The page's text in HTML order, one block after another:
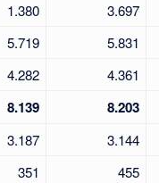
1.380
3.697
5.719
5.831
4.282 4.361
8.139 8.203
3.187
3.144
351
455